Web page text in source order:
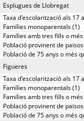
Esplugues de Llobregat
Figueres